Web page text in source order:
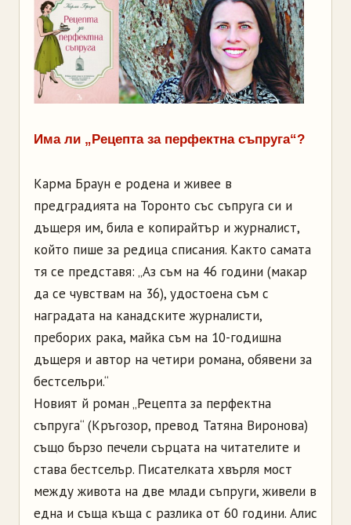
Има ли „Рецепта за перфектна съпруга“?
Карма Браун е родена и живее в
предградията на Торонто със съпруга си и
дъщеря им, била е копирайтър и журналист,
който пише за редица списания. Както самата
тя се представя: „Аз съм на 46 години (макар
да се чувствам на 36), удостоена съм с
наградата на канадските журналисти,
преборих рака, майка съм на 10-годишна
дъщеря и автор на четири романа, обявени за
бестселъри.“
Новият й роман „Рецепта за перфектна
съпруга“ (Кръгозор, превод Татяна Виронова)
също бързо печели сърцата на читателите и
става бестселър. Писателката хвърля мост
между живота на две млади съпруги, живели в
една и съща къща с разлика от 60 години. Алис